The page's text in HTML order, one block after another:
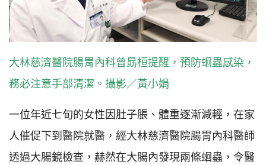
大林慈濟醫院腸胃內科曾勗桓提醒，預防蛔蟲感染，
務必注意手部清潔。攝影／黃小娟
一位年近七旬的女性因肚子脹、體重逐漸減輕，在家
人催促下到醫院就醫，經大林慈濟醫院腸胃內科醫師
透過大腸鏡檢查，赫然在大腸內發現兩條蛔蟲，令醫